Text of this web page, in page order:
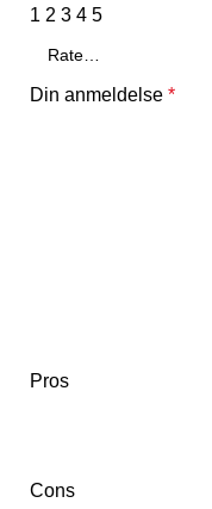
1 2 3 4 5
Din anmeldelse *
Pros
Cons